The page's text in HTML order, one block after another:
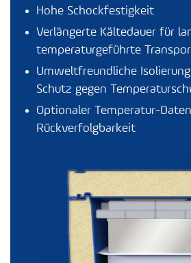
Hohe Schockfestigkeit
Verlängerte Kältedauer für
temperaturgeführte
Umweltfreundliche
Schutz gegen
OptionalerTemperatur-
Rückverfolgbarkeit